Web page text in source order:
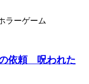
ラーゲーム
依頼 呪われた